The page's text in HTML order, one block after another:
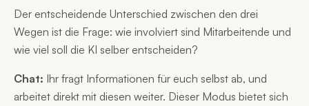
Der entscheidende Unterschied zwischen den drei
Wegen ist die Frage: wie involviert sind Mitarbeitende und
wie viel soll die KI selber entscheiden?
Chat: Ihr fragt Informationen für euch selbst ab, und
arbeitet direkt mit diesen weiter. Dieser Modus bietet sich